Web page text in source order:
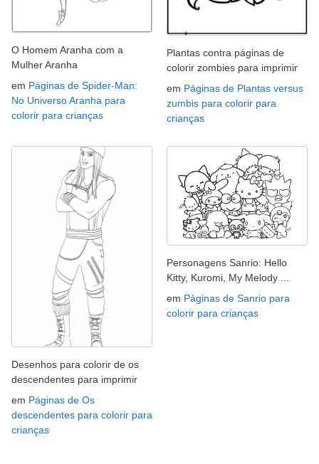
O Homem Aranha com a
Mulher Aranha
em Páginas de Spider-Man:
No Universo Aranha para
colorir para crianças
Plantas contra páginas de
colorir zombies para imprimir
em Páginas de Plantas versus
zumbis para colorir para
crianças
Desenhos para colorir de os
descendentes para imprimir
em Páginas de Os
descendentes para colorir para
crianças
Personagens Sanrio: Hello
Kitty, Kuromi, My Melody ...
em Páginas de Sanrio para
colorir para crianças